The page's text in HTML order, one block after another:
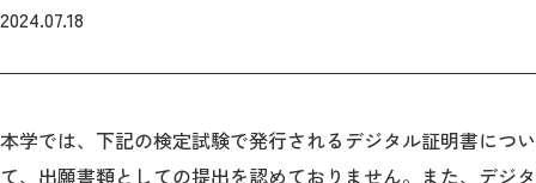
卒業生の方
保証人の方
報道関係の方
2024.07.18
本学では、下記の検定試験で発行されるデジタル証明書につい
て、出願書類としての提出を認めておりません。 また、デジタ